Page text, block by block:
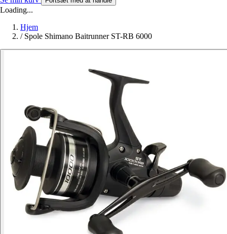
Loading...
Hjem
/ Spole Shimano Baitrunner ST-RB 6000